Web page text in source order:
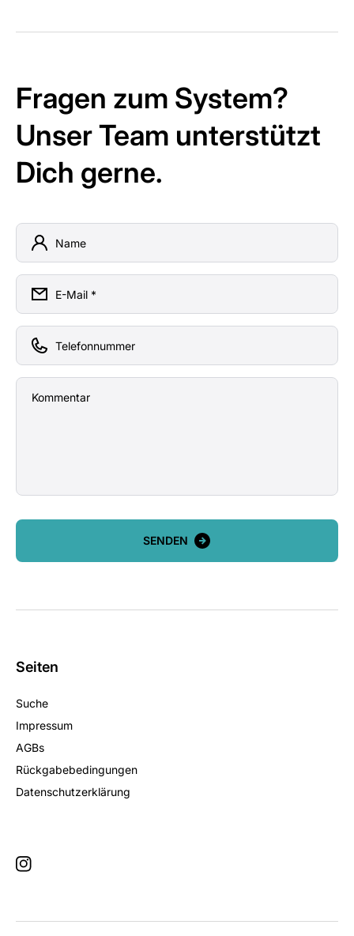
Fragen zum System?
Unser Team unterstützt
Dich gerne.
Name
E-Mail *
Telefonnummer
Kommentar
SENDEN
Seiten
Suche
Impressum
AGBs
Rückgabebedingungen
Datenschutzerklärung
Instagram